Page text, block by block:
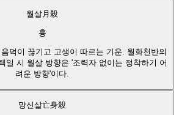
월살 月殺
흉
덕이 끊기고 고생이 따르는 기운. 월화천반의
일 시 월살 방향은 '조력자 없이는 정착하기 어
려운 방향'이다.
망신살亡身殺